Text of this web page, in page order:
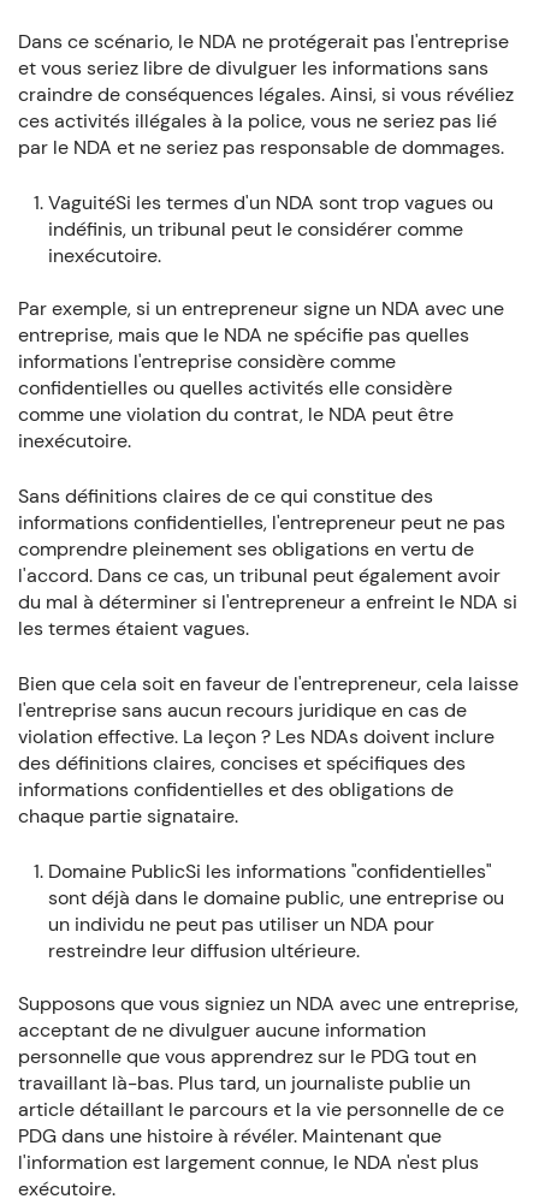
Dans ce scénario, le NDA ne protégerait pas l'entreprise
et vous seriez libre de divulguer les informations sans
craindre de conséquences légales. Ainsi, si vous révéliez
ces activités illégales à la police, vous ne seriez pas lié
par le NDA et ne seriez pas responsable de dommages.
VaguitéSi les termes d'un NDA sont trop vagues ou
indéfinis, un tribunal peut le considérer comme
inexécutoire.
Par exemple, si un entrepreneur signe un NDA avec une
entreprise, mais que le NDA ne spécifie pas quelles
informations l'entreprise considère comme
confidentielles ou quelles activités elle considère
comme une violation du contrat, le NDA peut être
inexécutoire.
Sans définitions claires de ce qui constitue des
informations confidentielles, l'entrepreneur peut ne pas
comprendre pleinement ses obligations en vertu de
l'accord. Dans ce cas, un tribunal peut également avoir
du mal à déterminer si l'entrepreneur a enfreint le NDA si
les termes étaient vagues.
Bien que cela soit en faveur de l'entrepreneur, cela laisse
l'entreprise sans aucun recours juridique en cas de
violation effective. La leçon ? Les NDAs doivent inclure
des définitions claires, concises et spécifiques des
informations confidentielles et des obligations de
chaque partie signataire.
Domaine PublicSi les informations "confidentielles"
sont déjà dans le domaine public, une entreprise ou
un individu ne peut pas utiliser un NDA pour
restreindre leur diffusion ultérieure.
Supposons que vous signiez un NDA avec une entreprise,
acceptant de ne divulguer aucune information
personnelle que vous apprendrez sur le PDG tout en
travaillant là-bas. Plus tard, un journaliste publie un
article détaillant le parcours et la vie personnelle de ce
PDG dans une histoire à révéler. Maintenant que
l'information est largement connue, le NDA n'est plus
exécutoire.